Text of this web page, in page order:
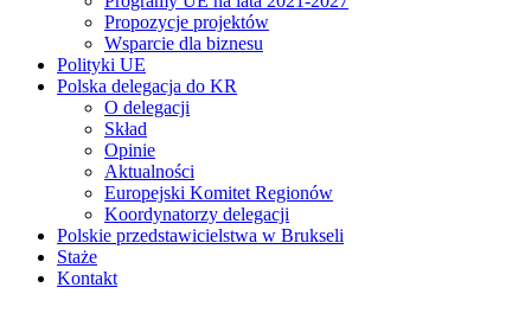
Propozycje projektów
Wsparcie dla biznesu
Polityki UE
Polska delegacja do KR
O delegacji
Skład
Opinie
Aktualności
Europejski Komitet Regionów
Koordynatorzy delegacji
Polskie przedstawicielstwa w Brukseli
Staże
Kontakt